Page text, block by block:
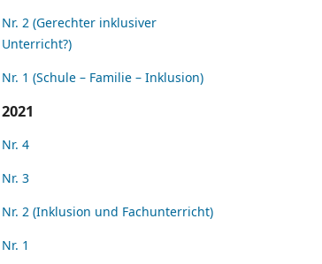
Nr. 2 (Gerechter inklusiver
Unterricht?)
Nr. 1 (Schule – Familie – Inklusion)
2021
Nr. 4
Nr. 3
Nr. 2 (Inklusion und Fachunterricht)
Nr. 1